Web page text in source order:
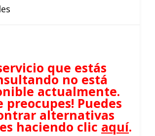
que estás
no está
actualmente.
preocupes! Puedes
alternativas
haciendo clic aquí.